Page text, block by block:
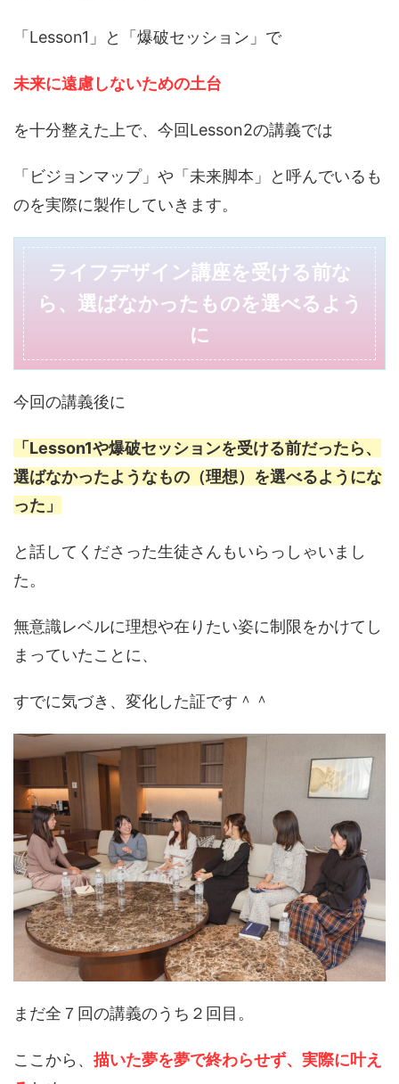
「Lesson1」と「爆破セッション」で
未来に遠慮しないための土台
を十分整えた上で、今回Lesson2の講義では
「ビジョンマップ」や「未来脚本」と呼んでいるも
のを実際に製作していきます。
ライフデザイン講座を受ける前な
ら、選ばなかったものを選べるよう
に
今回の講義後に
「Lesson1や爆破セッションを受ける前だったら、
選ばなかったようなもの（理想）を選べるようにな
った」
と話してくださった生徒さんもいらっしゃいまし
た。
無意識レベルに理想や在りたい姿に制限をかけてし
まっていたことに、
すでに気づき、変化した証です＾＾
まだ全７回の講義のうち２回目。
ここから、 描いた夢を夢で終わらせず、実際に叶え